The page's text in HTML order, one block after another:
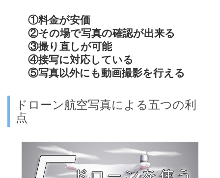
①料金が安価
②その場で写真の確認が出来る
③撮り直しが可能
④接写に対応している
⑤写真以外にも動画撮影を行える
ドローン航空写真による五つの利
点